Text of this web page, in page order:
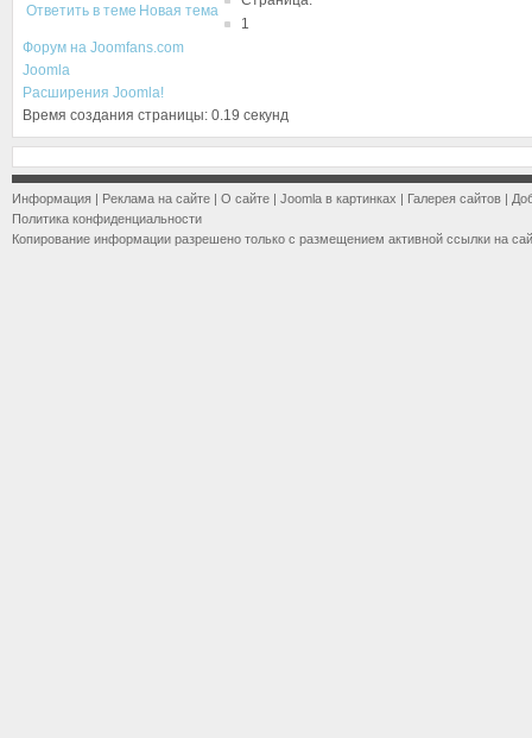
Ответить в теме Новая тема
1
Форум на Joomfans.com
Joomla
Расширения Joomla!
Время создания страницы: 0.19 секунд
Информация | Реклама на сайте | О сайте | Joomla в картинках | Галерея сайтов |
Политика конфиденциальности
Копирование информации разрешено только с размещением активной ссылки на